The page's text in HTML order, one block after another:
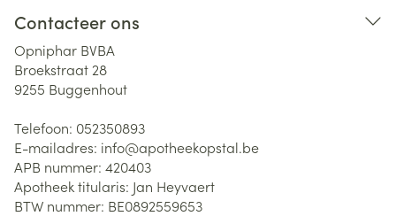
Contacteer ons
Opniphar BVBA
Broekstraat 28
9255 Buggenhout
Telefoon: 052350893
E-mailadres: info@apotheekopstal.be
APB nummer: 420403
Apotheek titularis: Jan Heyvaert
BTW nummer: BE0892559653